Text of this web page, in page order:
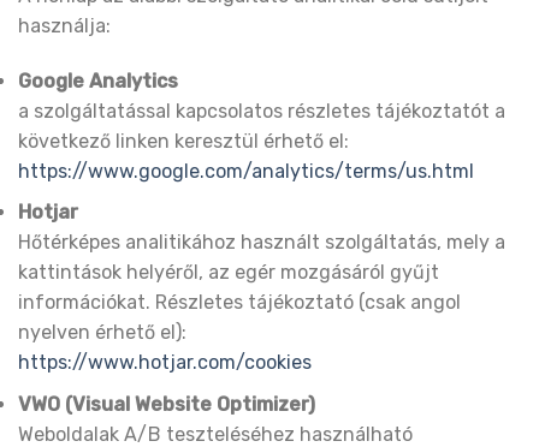
használja:
Google Analytics
a szolgáltatással kapcsolatos részletes tájékoztatót a
következő linken keresztül érhető el:
https://www.google.com/analytics/terms/us.html
Hotjar
Hőtérképes analitikához használt szolgáltatás, mely a
kattintások helyéről, az egér mozgásáról gyűjt
információkat. Részletes tájékoztató (csak angol
nyelven érhető el):
https://www.hotjar.com/cookies
VWO (Visual Website Optimizer)
Weboldalak A/B teszteléséhez használható